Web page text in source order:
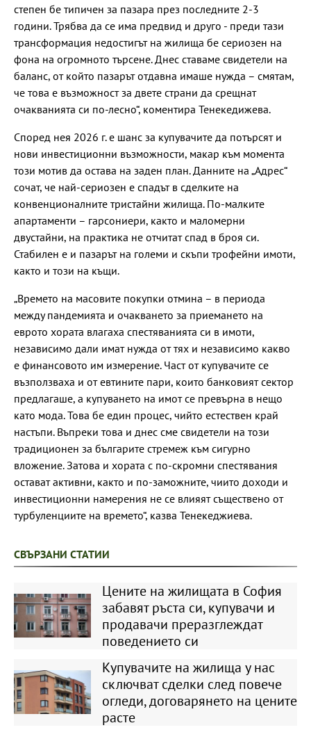
степен бе типичен за пазара през последните 2-3
години. Трябва да се има предвид и друго - преди тази
трансформация недостигът на жилища бе сериозен на
фона на огромното търсене. Днес ставаме свидетели на
баланс, от който пазарът отдавна имаше нужда – смятам,
че това е възможност за двете страни да срещнат
очакванията си по-лесно“, коментира Тенекедижева.
Според нея 2026 г. е шанс за купувачите да потърсят и
нови инвестиционни възможности, макар към момента
този мотив да остава на заден план. Данните на „Адрес“
сочат, че най-сериозен е спадът в сделките на
конвенционалните тристайни жилища. По-малките
апартаменти – гарсониери, както и маломерни
двустайни, на практика не отчитат спад в броя си.
Стабилен е и пазарът на големи и скъпи трофейни имоти,
както и този на къщи.
„Времето на масовите покупки отмина – в периода
между пандемията и очакването за приемането на
еврото хората влагаха спестяванията си в имоти,
независимо дали имат нужда от тях и независимо какво
е финансовото им измерение. Част от купувачите се
възползваха и от евтините пари, които банковият сектор
предлагаше, а купуването на имот се превърна в нещо
като мода. Това бе един процес, чийто естествен край
настъпи. Въпреки това и днес сме свидетели на този
традиционен за българите стремеж към сигурно
вложение. Затова и хората с по-скромни спестявания
остават активни, както и по-заможните, чиито доходи и
инвестиционни намерения не се влияят съществено от
турбуленциите на времето“, казва Тенекеджиева.
СВЪРЗАНИ СТАТИИ
Цените на жилищата в София
забавят ръста си, купувачи и
продавачи преразглеждат
поведението си
Купувачите на жилища у нас
сключват сделки след повече
огледи, договарянето на цените
расте